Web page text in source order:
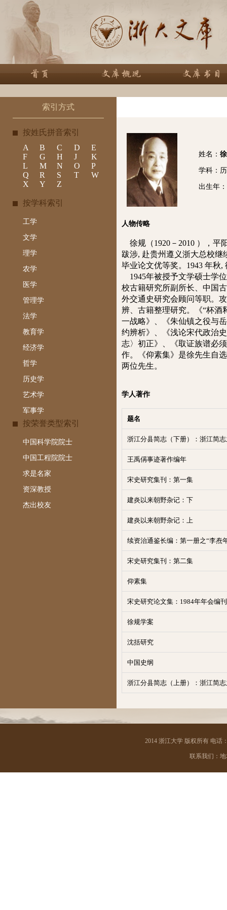
索引方式
按姓氏拼音索引
A
B C D
E
F
G H J
K
L
M N O
P
Q
R S T
W
X
Y Z
按学科索引
工学
文学
理学
农学
医学
管理学
法学
教育学
经济学
哲学
历史学
艺术学
军事学
按荣誉类型索引
中国科学院院士
中国工程院院士
求是名家
资深教授
杰出校友
姓名：
学科：
出生年
人物传略
徐规（1920－2010 ），平
跋涉, 赴贵州遵义浙大总校继
毕业论文优等奖。1943 年秋
1945年被授予文学硕士学
校古籍研究所副所长、 中国
外交通史研究会顾问等职。
辨、古籍整理研究。
《“杯
一战略》、《朱仙镇之役与
约辨析》、《浅论宋代政治
志〉初正》、《取证族谱必
作。
《仰素集》是徐先生自
两位先生。
学人著作
题名
浙江分县简志（下册）：浙江简
王禹偁事迹著作编年
宋史研究集刊：第一集
建炎以来朝野杂记：下
建炎以来朝野杂记：上
续资治通鉴长编：第一册之“李焘
宋史研究集刊：第二集
仰素集
宋史研究论文集：1984年年会编刊
徐规学案
沈括研究
中国史纲
浙江分县简志（上册）：浙江简
2014 浙江大学 版权所有 电话
联系我们：地